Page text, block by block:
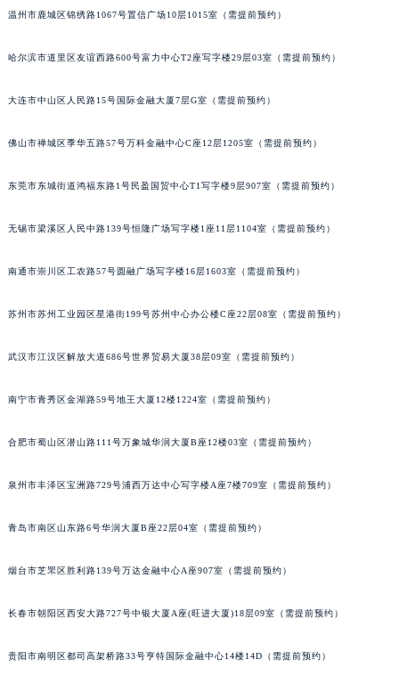
温州市鹿城区锦绣路1067号置信广场10层1015室（需提前预约）
哈尔滨市道里区友谊西路600号富力中心T2座写字楼29层03室（需提前预约）
大连市中山区人民路15号国际金融大厦7层G室（需提前预约）
佛山市禅城区季华五路57号万科金融中心C座12层1205室（需提前预约）
东莞市东城街道鸿福东路1号民盈国贸中心T1写字楼9层907室（需提前预约）
无锡市梁溪区人民中路139号恒隆广场写字楼1座11层1104室（需提前预约）
南通市崇川区工农路57号圆融广场写字楼16层1603室（需提前预约）
苏州市苏州工业园区星港街199号苏州中心办公楼C座22层08室（需提前预约）
武汉市江汉区解放大道686号世界贸易大厦38层09室（需提前预约）
南宁市青秀区金湖路59号地王大厦12楼1224室（需提前预约）
合肥市蜀山区潜山路111号万象城华润大厦B座12楼03室（需提前预约）
泉州市丰泽区宝洲路729号浦西万达中心写字楼A座7楼709室（需提前预约）
青岛市南区山东路6号华润大厦B座22层04室（需提前预约）
烟台市芝罘区胜利路139号万达金融中心A座907室（需提前预约）
长春市朝阳区西安大路727号中银大厦A座(旺进大厦)18层09室（需提前预约）
贵阳市南明区都司高架桥路33号亨特国际金融中心14楼14D（需提前预约）